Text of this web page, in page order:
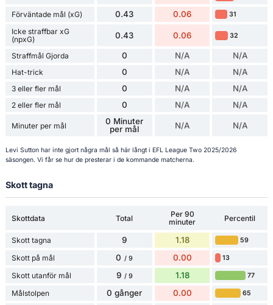
Förväntade mål (xG) 0.43 0.06 31
Icke straffbar xG
(npxG)
0.43 0.06 32
Straffmål Gjorda 0 N/A N/A
Hat-trick 0 N/A N/A
3 eller fler mål 0 N/A N/A
2 eller fler mål 0 N/A N/A
Minuter per mål
0 Minuter
per mål
N/A N/A
Levi Sutton har inte gjort några mål så här långt i EFL League Two 2025/2026
säsongen. Vi får se hur de presterar i de kommande matcherna.
Skott tagna
Skottdata Total
Per 90
minuter
Percentil
Skott tagna 9 1.18 59
Skott på mål 0 / 9 0.00 13
Skott utanför mål 9 / 9 1.18 77
Målstolpen 0 gånger 0.00 65